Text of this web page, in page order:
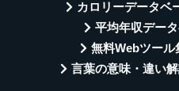
カロリーデータベ
平均年収デー
無料Webツール
言葉の意味・違い